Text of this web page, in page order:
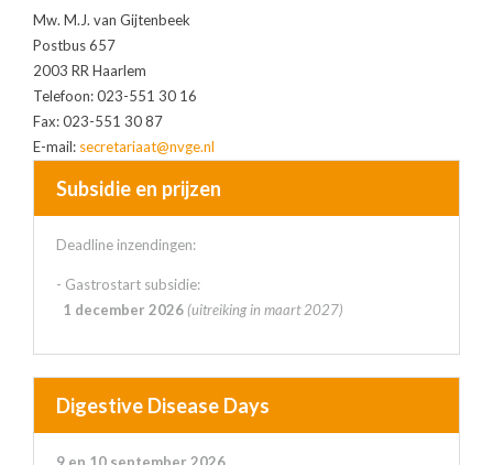
Mw. M.J. van Gijtenbeek
Postbus 657
2003 RR Haarlem
Telefoon: 023-551 30 16
Fax: 023-551 30 87
E-mail: secretariaat@nvge.nl
Subsidie en prijzen
Deadline inzendingen:
- Gastrostart subsidie:
1 december 2026 (uitreiking in maart 2027)
Digestive Disease Days